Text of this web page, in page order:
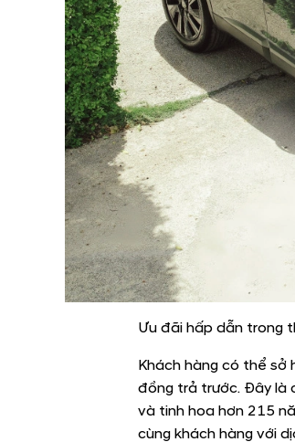
Ưu đãi hấp dẫn trong
Khách hàng có thể sở
đồng trả trước. Đây là
và tinh hoa hơn 215
cùng khách hàng với